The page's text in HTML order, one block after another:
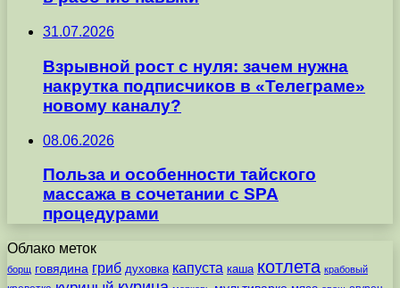
31.07.2026
Взрывной рост с нуля: зачем нужна
накрутка подписчиков в «Телеграме»
новому каналу?
08.06.2026
Польза и особенности тайского
массажа в сочетании с SPA
процедурами
Облако меток
борщ говядина гриб духовка капуста каша котлета крабовый